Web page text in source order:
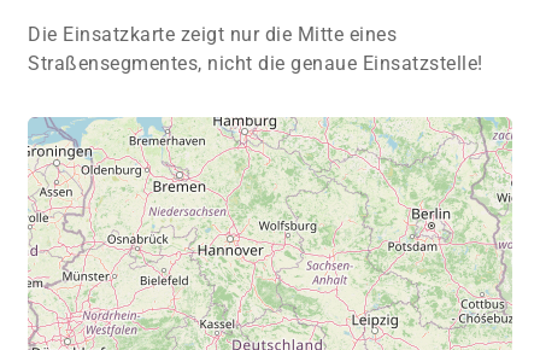
Die Einsatzkarte zeigt nur die Mitte eines
Straßensegmentes, nicht die genaue Einsatzstelle!